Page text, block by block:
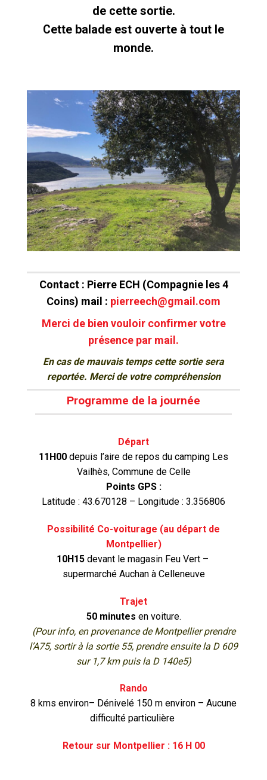
de cette sortie.
Cette balade est ouverte à tout le
monde.
Contact : Pierre ECH (Compagnie les 4
Coins) mail : pierreech@gmail.com
Merci de bien vouloir confirmer votre
présence par mail.
En cas de mauvais temps cette sortie sera
reportée. Merci de votre compréhension
Programme de la journée
Départ
11H00 depuis l’aire de repos du camping Les
Vailhès, Commune de Celle
Points GPS :
Latitude : 43.670128 – Longitude : 3.356806
Possibilité Co-voiturage (au départ de
Montpellier)
10H15devant le magasin Feu Vert –
supermarché Auchan à Celleneuve
Trajet
50 minutes en voiture.
(Pour info, en provenance de Montpellier prendre
l’A75, sortir à la sortie 55, prendre ensuite la D 609
sur 1,7 km puis la D 140e5)
Rando
8 kms environ– Dénivelé 150 m environ – Aucune
difficulté particulière
Retour sur Montpellier : 16 H 00